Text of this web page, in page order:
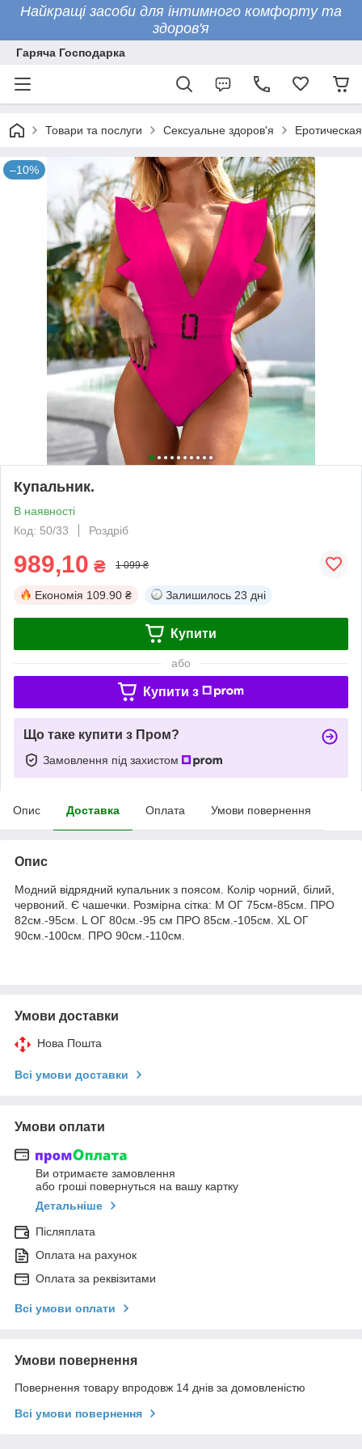
Найкращі засоби для інтимного комфорту та
здоров'я
Гаряча Господарка
Товари та послуги Сексуальне здоров'я
–10%
Купальник.
В наявності
Код: 50/33
Роздріб
989,10 ₴ 1 099 ₴
Економія 109.90 ₴ Залишилось 23 дні
Купити
або
Купити з
Що таке купити з Пром?
Замовлення під захистом
Опис Доставка Оплата Умови повернення
Опис
Модний відрядний купальник з поясом. Колір чорний, білий,
червоний. Є чашечки. Розмірна сітка: M ОГ 75см-85см. ПРО
82см.-95см. L ОГ 80см.-95 см ПРО 85см.-105см. XL ОГ
90см.-100см. ПРО 90см.-110см.
Умови доставки
Нова Пошта
Всі умови доставки
Умови оплати
Ви отримаєте замовлення
або гроші повернуться на вашу картку
Детальніше
Післяплата
Оплата на рахунок
Оплата за реквізитами
Всі умови оплати
Умови повернення
Повернення товару впродовж 14 днів за домовленістю
Всі умови повернення